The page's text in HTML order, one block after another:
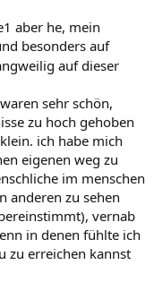
aber he, mein
besonders auf
auf dieser
sehr schön,
zu hoch gehoben
ich habe mich
eigenen weg zu
im menschen
anderen zu sehen
vernab
in denen fühlte ich
zu erreichen kannst